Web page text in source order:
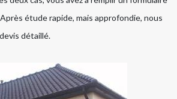
étude rapide, mais approfondie, nous
détaillé.